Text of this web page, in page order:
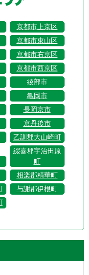
京都市上京区
京都市東山区
京都市右京区
京都市西京区
綾部市
亀岡市
長岡京市
京丹後市
乙訓郡大山崎町
綴喜郡宇治田原
町
相楽郡精華町
与謝郡伊根町